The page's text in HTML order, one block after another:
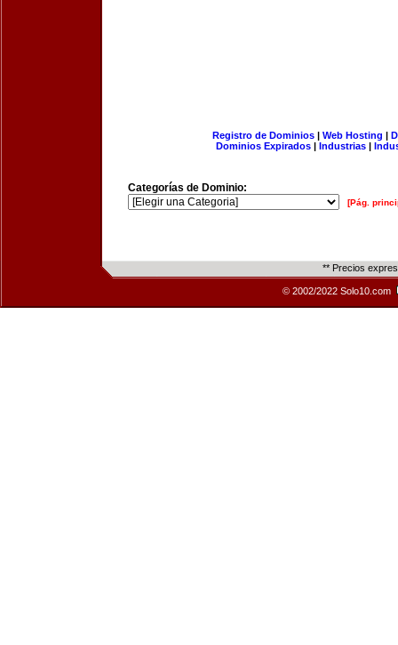
Registro de Dominios| Web Hosting |
Dominios Expirados | Industrias |
Categorías de Dominio:
[Pág.
** Precios
© 2002/2022 Solo10.com